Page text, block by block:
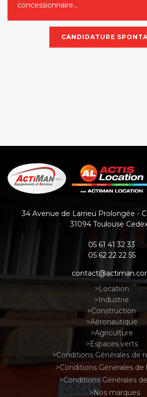
concessionnaire…
CANDIDATURE
34 Avenue de Larrieu Prolongée -
31094 Toulouse
05 61 41 32 33
05 62 22 22 55
Location
Industrie
Construction
Aéronautique
Agriculture
Espaces verts
Conditions Générales de
Conditions Générales de
Conditions Générales
Nos marques